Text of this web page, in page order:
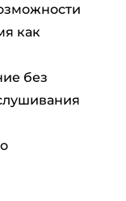
как
без